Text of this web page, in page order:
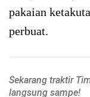
pakaian
perbuat.
Sekarang traktir
langsung sampe!